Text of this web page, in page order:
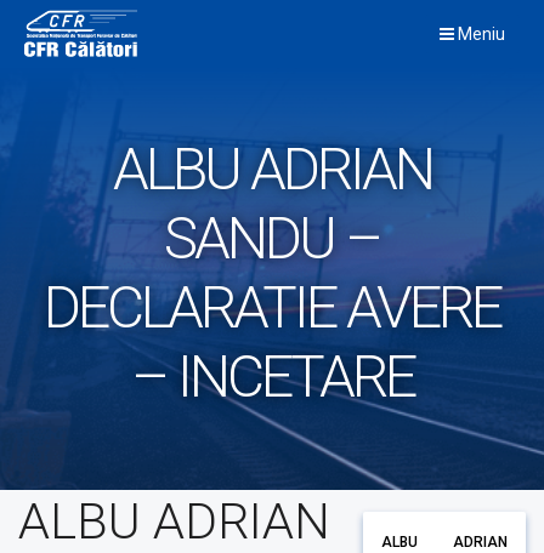
content
Meniu
ALBU ADRIAN
SANDU –
DECLARATIE AVERE
– INCETARE
ALBU ADRIAN
ALBU ADRIAN